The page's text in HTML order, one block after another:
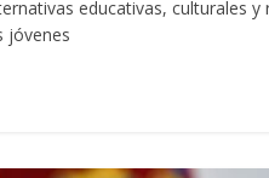
educativas, culturales
jóvenes